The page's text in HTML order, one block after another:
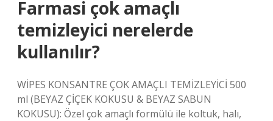
Farmasi çok amaçlı
temizleyici nerelerde
kullanılır?
WİPES KONSANTRE ÇOK AMAÇLI TEMİZLEYİCİ 500
ml (BEYAZ ÇİÇEK KOKUSU & BEYAZ SABUN
KOKUSU): Özel çok amaçlı formülü ile koltuk, halı,